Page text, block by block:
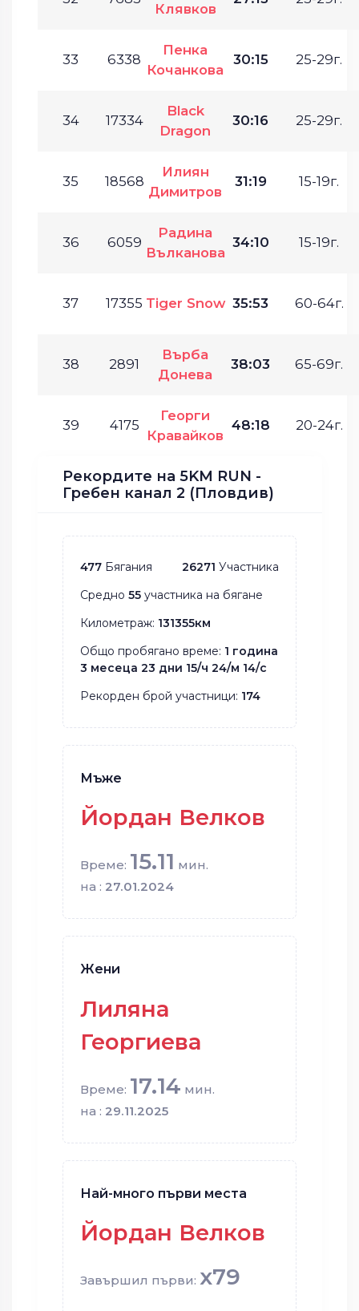
Клявков
33 6338
Пенка
Кочанкова
30:15 25-29г.
34 17334
Black
Dragon
30:16 25-29г.
35 18568
Илиян
Димитров
31:19 15-19г.
36 6059
Радина
Вълканова
34:10 15-19г.
37 17355 Tiger Snow 35:53 60-64г.
38 2891
Върба
Донева
38:03 65-69г.
39 4175
Георги
Кравайков
48:18 20-24г.
Рекордите на 5KM RUN -
Гребен канал 2 (Пловдив)
477 Бягания 26271 Участника
Средно 55 участника на бягане
Километраж: 131355км
Общо пробягано време: 1 година
3 месеца 23 дни 15/ч 24/м 14/с
Рекорден брой участници: 174
Мъже
Йордан Велков
Време: 15.11 мин.
на : 27.01.2024
Жени
Лиляна
Георгиева
Време: 17.14 мин.
на : 29.11.2025
Най-много първи места
Йордан Велков
Завършил първи: x79